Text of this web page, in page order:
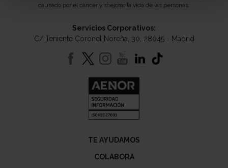
causado por el cáncer y mejorar la vida de las personas.
Servicios Corporativos:
C/ Teniente Coronel Noreña, 30, 28045 - Madrid
TE AYUDAMOS
COLABORA